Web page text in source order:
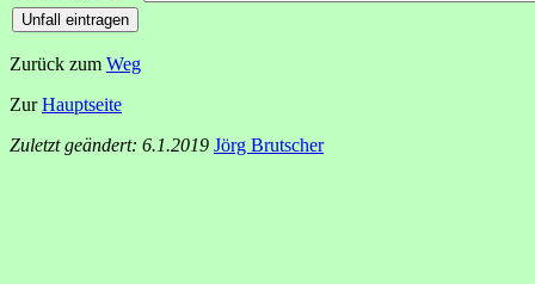
Zurück zum Weg
ZurHauptseite
Zuletzt geändert: 6.1.2019 Jörg Brutscher